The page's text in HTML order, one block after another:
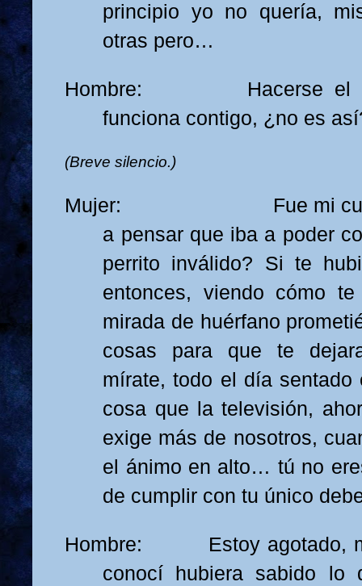
principio yo no quería,
otras pero…
Hombre: Hacerse el
funciona contigo, ¿no es
(Breve silencio.)
Mujer: Fue mi culpa,
a pensar que iba a poder
perrito inválido? Si te
entonces, viendo cómo
mirada de huérfano
cosas para que te
mírate, todo el día
cosa que la televisión,
exige más de nosotros,
el ánimo en alto… tú no
de cumplir con tu único
Hombre: Estoy agotado,
conocí hubiera sabido lo